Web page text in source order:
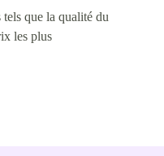
que la qualité du
les plus